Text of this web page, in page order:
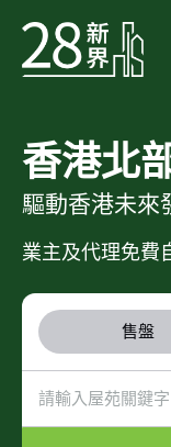
香港北
驅動香港未來
業主及代理免費
售盤